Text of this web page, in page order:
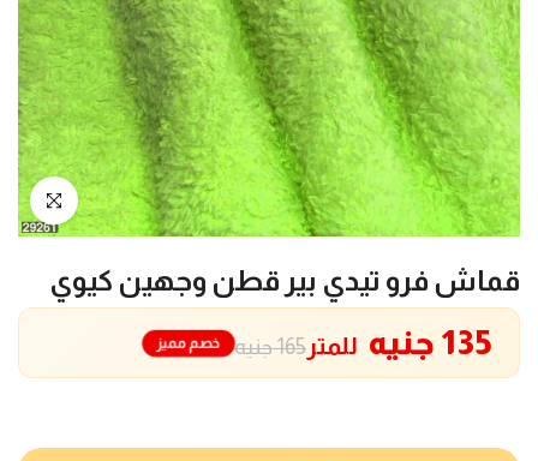
انقر للتكبير
قماش فرو تيدي بير قطن وجهين كيوي
165 جنيه 135 جنيه للمتر خصم مميز